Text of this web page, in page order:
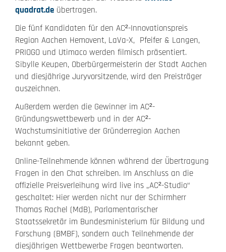
quadrat.de übertragen.
Die fünf Kandidaten für den AC²-Innovationspreis
Region Aachen Hemovent, LaVa-X, Pfeifer & Langen,
PRIOGO und Utimaco werden filmisch präsentiert.
Sibylle Keupen, Oberbürgermeisterin der Stadt Aachen
und diesjährige Juryvorsitzende, wird den Preisträger
auszeichnen.
Außerdem werden die Gewinner im AC²-
Gründungswettbewerb und in der AC²-
Wachstumsinitiative der Gründerregion Aachen
bekannt geben.
Online-Teilnehmende können während der Übertragung
Fragen in den Chat schreiben. Im Anschluss an die
offizielle Preisverleihung wird live ins „AC²-Studio“
geschaltet: Hier werden nicht nur der Schirmherr
Thomas Rachel (MdB), Parlamentarischer
Staatssekretär im Bundesministerium für Bildung und
Forschung (BMBF), sondern auch Teilnehmende der
diesjährigen Wettbewerbe Fragen beantworten.